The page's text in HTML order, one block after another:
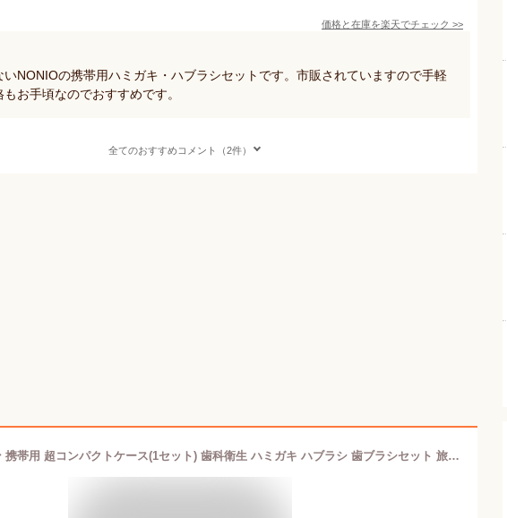
価格と在庫を楽天でチェック >>
いNONIOの携帯用ハミガキ・ハブラシセットです。市販されていますので手軽
お手頃なのでおすすめです。
全てのおすすめコメント（2件）
クリアクリーン 携帯用 超コンパクトケース(1セット) 歯科衛生 ハミガキ ハブラシ 歯ブラシセット 旅行用